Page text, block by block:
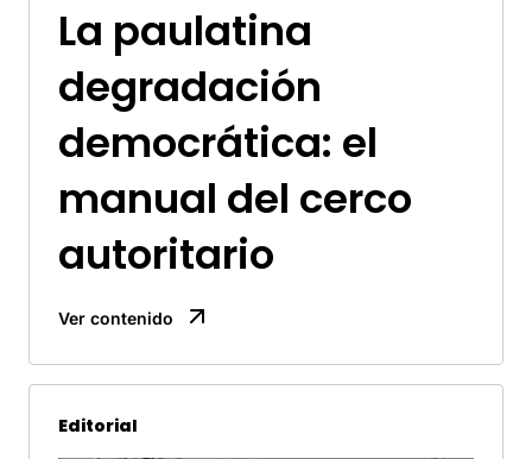
La paulatina
degradación
democrática: el
manual del cerco
autoritario
Ver contenido
Editorial